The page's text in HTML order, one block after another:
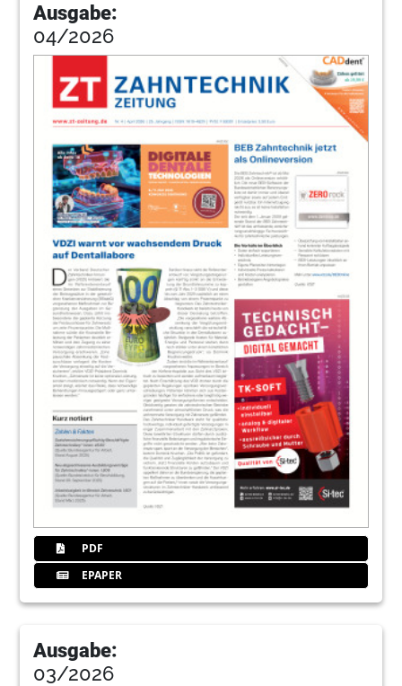
Ausgabe:
04/2026
PDF
EPAPER
Ausgabe:
03/2026